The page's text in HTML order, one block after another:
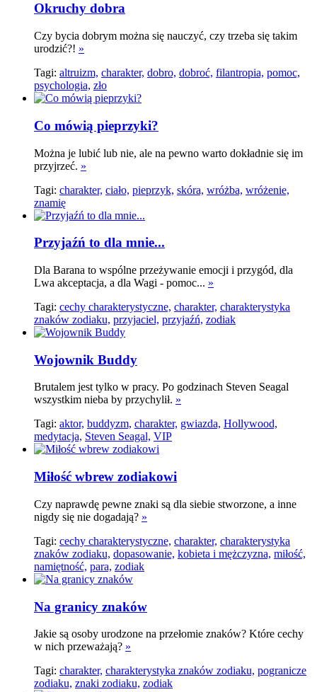
Okruchy dobra
Czy bycia dobrym można się nauczyć, czy trzeba się takim
urodzić?! »
Tagi: altruizm, charakter, dobro, dobroć, filantropia, pomoc,
psychologia, zło
Co mówią pieprzyki?
Można je lubić lub nie, ale na pewno warto dokładnie się im
przyjrzeć. »
Tagi: charakter, ciało, pieprzyk, skóra, wróżba, wróżenie,
znamię
Przyjaźń to dla mnie...
Dla Barana to wspólne przeżywanie emocji i przygód, dla
Lwa akceptacja, a dla Wagi - pomoc... »
Tagi: cechy charakterystyczne, charakter, charakterystyka
znaków zodiaku, przyjaciel, przyjaźń, zodiak
Wojownik Buddy
Brutalem jest tylko w pracy. Po godzinach Steven Seagal
wszystkim nieba by przychylił. »
Tagi: aktor, buddyzm, charakter, gwiazda, Hollywood,
medytacja, Steven Seagal, VIP
Miłość wbrew zodiakowi
Czy naprawdę pewne znaki są dla siebie stworzone, a inne
nigdy się nie dogadają? »
Tagi: cechy charakterystyczne, charakter, charakterystyka
znaków zodiaku, dopasowanie, kobieta i mężczyzna, miłość,
namiętność, para, zodiak
Na granicy znaków
Jakie są osoby urodzone na przełomie znaków? Które cechy
w nich przeważają? »
Tagi: charakter, charakterystyka znaków zodiaku, pogranicze
zodiaku, znaki zodiaku, zodiak